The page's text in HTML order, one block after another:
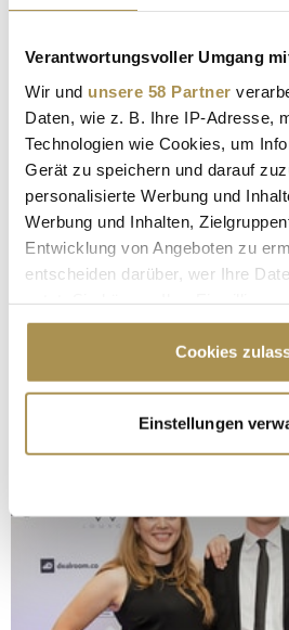
Verantwortungsvoller Umgang
Wir und unsere 58 Partner
Daten, wie z. B. Ihre IP-Adresse,
Technologien wie Cookies, um
Gerät zu speichern und darauf
personalisierte Werbung und
Werbung und Inhalten,
Entwicklung von Angeboten zu
entscheiden darüber, wer Ihre
Cookie-Erklärung oder durch
Trigger Symbol ändern oder
Informationen über Ihre
erfassen, welche bis auf
bestimmten Merkmalen
Erfahren Sie mehr darüber, wie
verarbeitet werden, und legen Sie
Abschnitt Einzelheitenfest.
Cookies
Einstellungen